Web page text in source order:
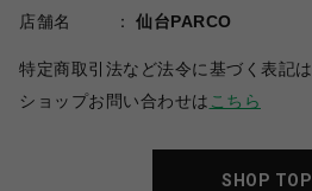
店舗名
仙台PARCO
特定商取引法など法令に基づく表記は
ショップお問い合わせは こちら
SHOP TOP